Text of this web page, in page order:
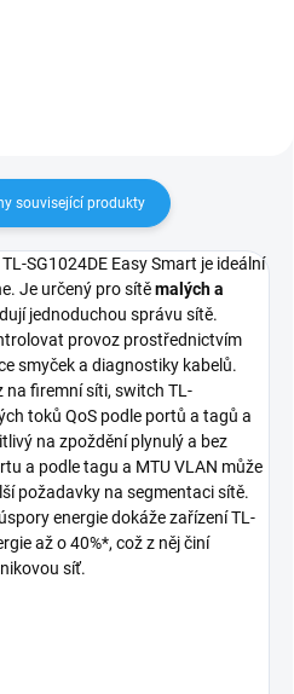
související produkty
TL-SG1024DE Easy Smart je ideální
Je určený pro sítěmalých a
jednoduchou správu sítě.
provoz prostřednictvím
smyček a diagnostiky kabelů.
firemní síti, switch TL-
toků QoS podle portů a tagů a
na zpoždění plynulý a bez
a podle tagu a MTU VLAN může
požadavky na segmentaci sítě.
energie dokáže zařízení TL-
až o 40%*, což z něj činí
síť.